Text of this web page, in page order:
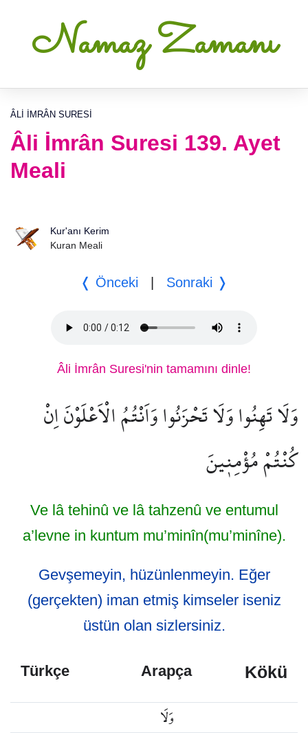
Namaz Zamanı
ÂLI İMRÂN SURESI
Âli İmrân Suresi 139. Ayet
Meali
Kur'anı Kerim
Kuran Meali
❬ Önceki Sonraki ❭
Âli İmrân Suresi'nin tamamını dinle!
وَلَا تَهِنُوا وَلَا تَحْزَنُوا وَاَنْتُمُ الْاَعْلَوْنَ اِنْ
كُنْتُمْ مُؤْمِن۪ينَ
Ve lâ tehinû ve lâ tahzenû ve entumul
a’levne in kuntum mu’minîn(mu’minîne).
Gevşemeyin, hüzünlenmeyin. Eğer
(gerçekten) iman etmiş kimseler iseniz
üstün olan sizlersiniz.
Türkçe Arapça Kökü
وَلَا